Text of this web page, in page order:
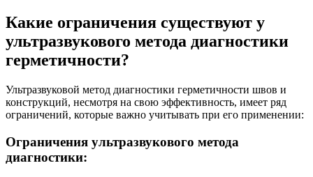
Какие ограничения существуют у
ультразвукового метода диагностики
герметичности?
Ультразвуковой метод диагностики герметичности швов и
конструкций, несмотря на свою эффективность, имеет ряд
ограничений, которые важно учитывать при его применении:
Ограничения ультразвукового метода
диагностики: